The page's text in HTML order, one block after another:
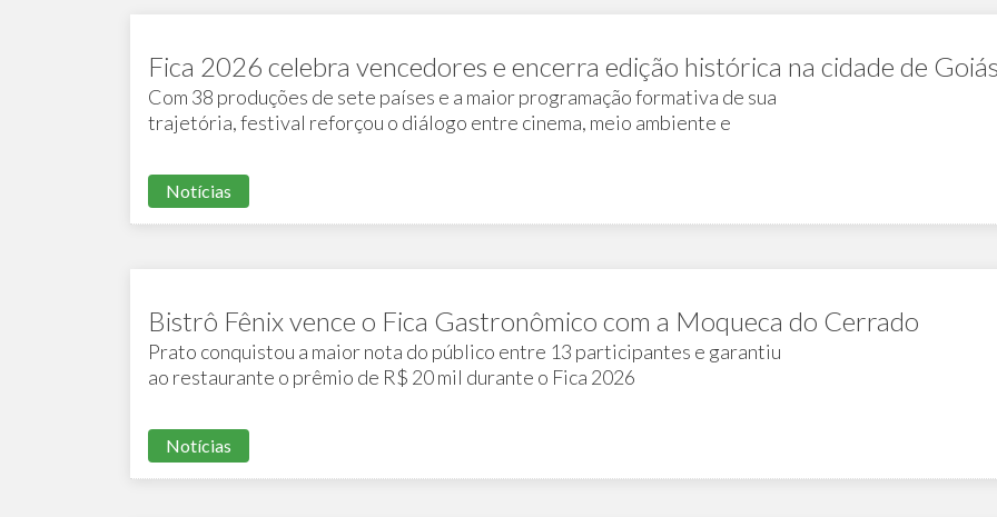
Fica 2026 celebra vencedores e encerra edição histórica na cidade de
Com 38 produções de sete países e a maior programação formativa de sua
trajetória, festival reforçou o diálogo entre cinema, meio ambiente e
Notícias
Bistrô Fênix vence o Fica Gastronômico com a Moqueca do Cerrado
Prato conquistou a maior nota do público entre 13 participantes e garantiu
ao restaurante o prêmio de R$ 20 mil durante o Fica 2026
Notícias